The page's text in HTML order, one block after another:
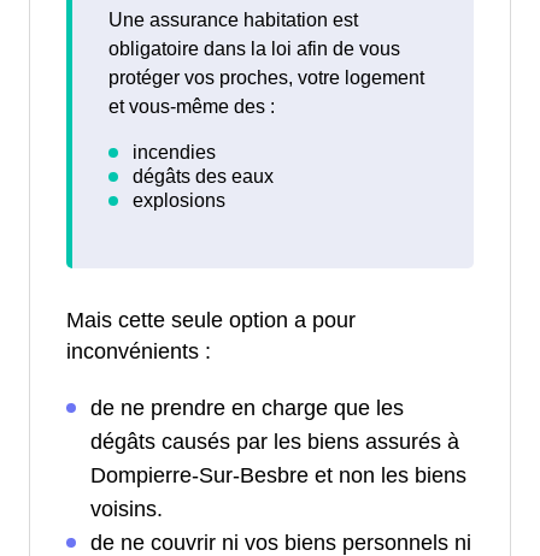
Une assurance habitation est
obligatoire dans la loi afin de vous
protéger vos proches, votre logement
et vous-même des :
Mais cette seule option a pour
inconvénients :
de ne prendre en charge que les
dégâts causés par les biens assurés à
Dompierre-Sur-Besbre et non les biens
voisins.
de ne couvrir ni vos biens personnels ni